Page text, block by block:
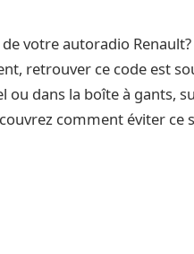
votre autoradio
retrouver ce code est
ou dans la boîte à gants,
comment éviter ce